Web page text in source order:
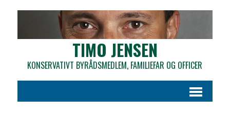
TIMO JENSEN
KONSERVATIVT BYRÅDSMEDLEM, FAMILIEFAR OG OFFICER